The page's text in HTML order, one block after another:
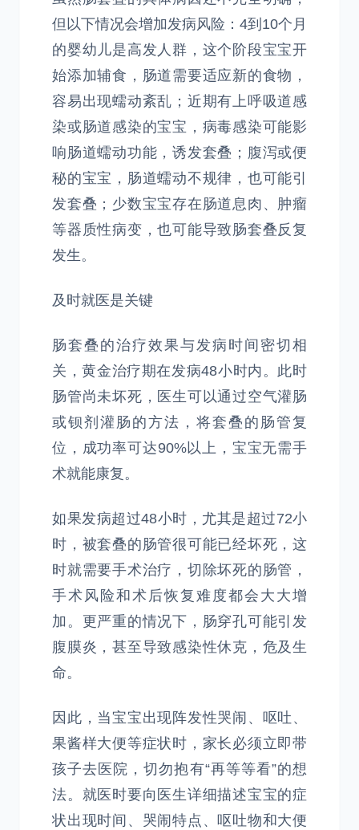
但以下情况会增加发病风险：4到10个月
的婴幼儿是高发人群，这个阶段宝宝开
始添加辅食，肠道需要适应新的食物，
容易出现蠕动紊乱；近期有上呼吸道感
染或肠道感染的宝宝，病毒感染可能影
响肠道蠕动功能，诱发套叠；腹泻或便
秘的宝宝，肠道蠕动不规律，也可能引
发套叠；少数宝宝存在肠道息肉、肿瘤
等器质性病变，也可能导致肠套叠反复
发生。
及时就医是关键
肠套叠的治疗效果与发病时间密切相
关，黄金治疗期在发病48小时内。此时
肠管尚未坏死，医生可以通过空气灌肠
或钡剂灌肠的方法，将套叠的肠管复
位，成功率可达90%以上，宝宝无需手
术就能康复。
如果发病超过48小时，尤其是超过72小
时，被套叠的肠管很可能已经坏死，这
时就需要手术治疗，切除坏死的肠管，
手术风险和术后恢复难度都会大大增
加。更严重的情况下，肠穿孔可能引发
腹膜炎，甚至导致感染性休克，危及生
命。
因此，当宝宝出现阵发性哭闹、呕吐、
果酱样大便等症状时，家长必须立即带
孩子去医院，切勿抱有“再等等看”的想
法。就医时要向医生详细描述宝宝的症
状出现时间、哭闹特点、呕吐物和大便